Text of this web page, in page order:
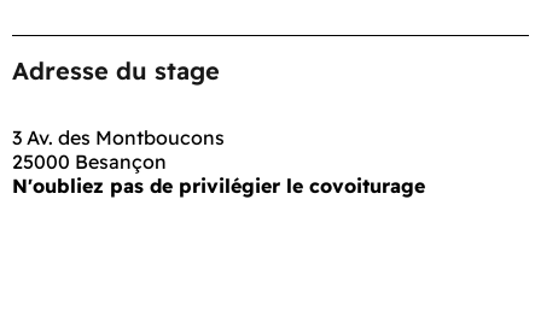
Adresse du stage
3 Av. des Montboucons
25000 Besançon
N'oubliez pas de privilégier le covoiturage